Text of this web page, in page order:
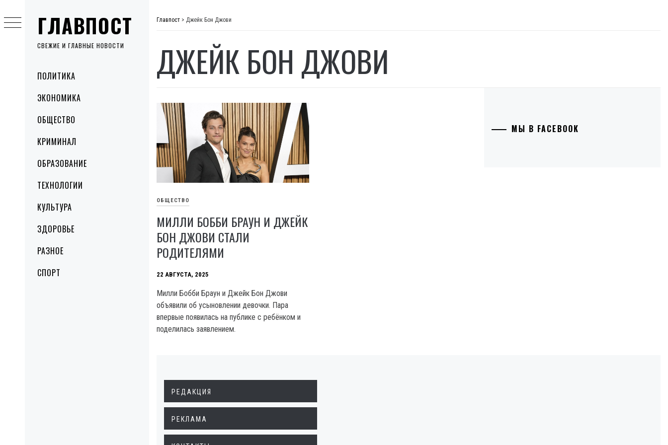
ГЛАВПОСТ
СВЕЖИЕ И ГЛАВНЫЕ НОВОСТИ
MenuПОЛИТИКА
ЭКОНОМИКА
ОБЩЕСТВО
КРИМИНАЛ
ОБРАЗОВАНИЕ
ТЕХНОЛОГИИ
КУЛЬТУРА
ЗДОРОВЬЕ
РАЗНОЕ
СПОРТ
to
content
Главпост > Джейк Бон Джови
ДЖЕЙК БОН ДЖОВИ
ОБЩЕСТВО
МИЛЛИ БОББИ БРАУН И ДЖЕЙК
БОН ДЖОВИ СТАЛИ
РОДИТЕЛЯМИ
22 АВГУСТА, 2025
Милли Бобби Браун и Джейк Бон Джови
объявили об усыновлении девочки. Пара
впервые появилась на публике с ребёнком и
поделилась заявлением.
МЫ В FACEBOOK
РЕДАКЦИЯ
РЕКЛАМА